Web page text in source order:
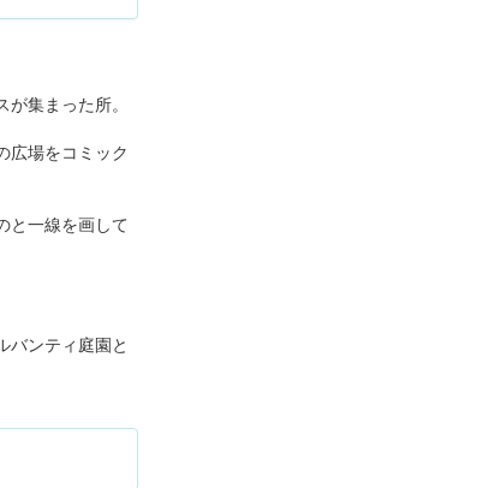
集まった所。
広場をコミック
と一線を画して
バンティ庭園と